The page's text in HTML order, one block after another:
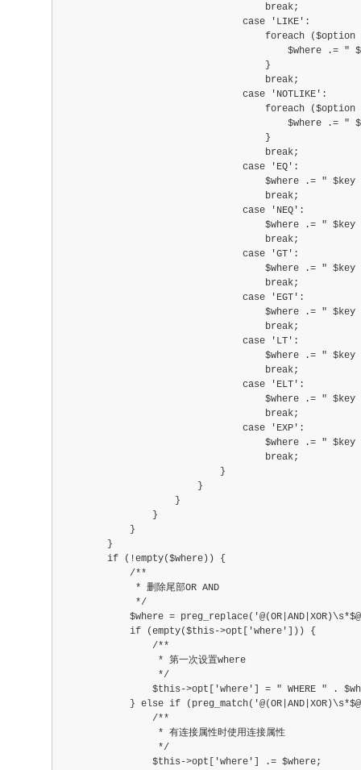
                                    break;
                                case 'LIKE':
foreach ($option
$where .= "
                                    }
                                    break;
                                case 'NOTLIKE':
foreach ($option
$where .= "
                                    }
                                    break;
                                case 'EQ':
$where .= "
                                    break;
                                case 'NEQ':
$where .= "
                                    break;
                                case 'GT':
$where .= "
                                    break;
                                case 'EGT':
$where .= "
                                    break;
                                case 'LT':
$where .= "
                                    break;
                                case 'ELT':
$where .= "
                                    break;
                                case 'EXP':
$where .= " $key
                                    break;
                            }
                        }
                    }
                }
            }
        }
        if (!empty($where)) {
            /**
             * 删除尾部OR AND
             */
$where =
            if (empty($this->opt['where'])) {
                /**
                 * 第一次设置where
                 */
$this->opt['where'] = " WHERE " .
} else if
                /**
                 * 有连接属性时使用连接属性
                 */
                $this->opt['where'] .= $where;